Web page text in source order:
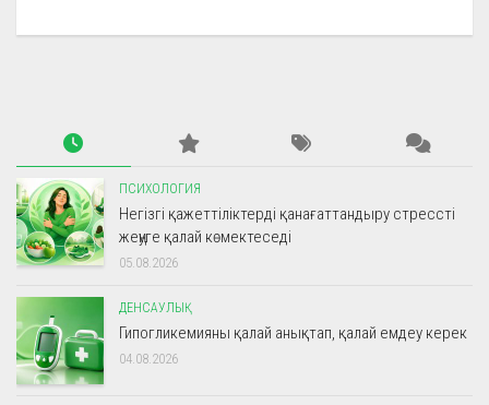
ПСИХОЛОГИЯ
Негізгі қажеттіліктерді қанағаттандыру стрессті
жеңуге қалай көмектеседі
05.08.2026
ДЕНСАУЛЫҚ
Гипогликемияны қалай анықтап, қалай емдеу керек
04.08.2026